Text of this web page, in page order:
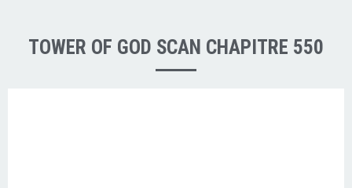
TOWER OF GOD SCAN CHAPITRE 550